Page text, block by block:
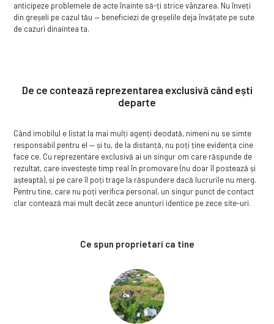
anticipeze problemele de acte înainte să-ți strice vânzarea. Nu înveți
din greșeli pe cazul tău — beneficiezi de greșelile deja învățate pe sute
de cazuri dinaintea ta.
De ce contează reprezentarea exclusivă când ești
departe
Când imobilul e listat la mai mulți agenți deodată, nimeni nu se simte
responsabil pentru el — și tu, de la distanță, nu poți ține evidența cine
face ce. Cu reprezentare exclusivă ai un singur om care răspunde de
rezultat, care investește timp real în promovare (nu doar îl postează și
așteaptă), și pe care îl poți trage la răspundere dacă lucrurile nu merg.
Pentru tine, care nu poți verifica personal, un singur punct de contact
clar contează mai mult decât zece anunțuri identice pe zece site-uri.
Ce spun proprietari ca tine